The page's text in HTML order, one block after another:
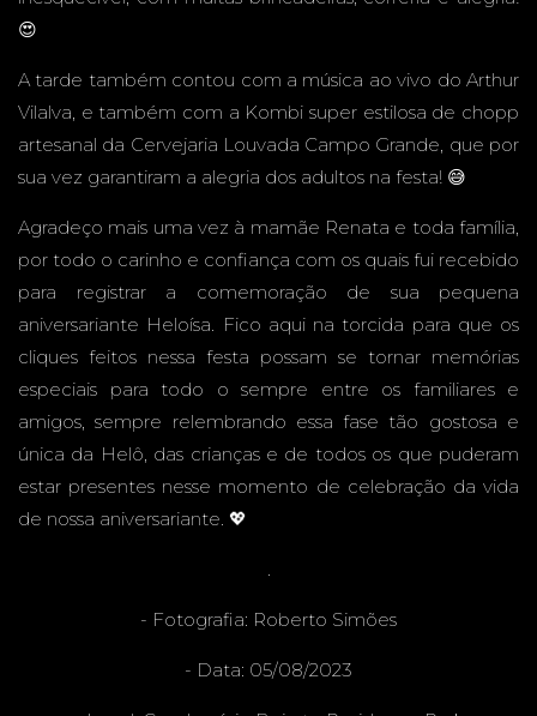
GRAND
E - MS -
FESTA
INFANT
😍
A tarde também contou com a música ao vivo do Arthur
Vilalva, e também com a Kombi super estilosa de chopp
artesanal da Cervejaria Louvada Campo Grande, que por
sua vez garantiram a alegria dos adultos na festa! 😅
Agradeço mais uma vez à mamãe Renata e toda família,
por todo o carinho e confiança com os quais fui recebido
para registrar a comemoração de sua pequena
aniversariante Heloísa. Fico aqui na torcida para que os
cliques feitos nessa festa possam se tornar memórias
especiais para todo o sempre entre os familiares e
amigos, sempre relembrando essa fase tão gostosa e
única da Helô, das crianças e de todos os que puderam
estar presentes nesse momento de celebração da vida
de nossa aniversariante. 💖
.
- Fotografia: Roberto Simões
- Data: 05/08/2023